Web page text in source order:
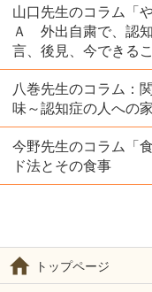
山口先生のコラム「
Ａ 外出自粛で、認
言、後見、今できる
八巻先生のコラム：
味～認知症の人への
今野先生のコラム「
ド法とその食事
トップページ